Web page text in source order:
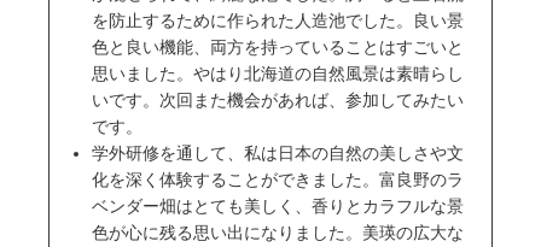
を防止するために作られた人造池でした。良い景
色と良い機能、両方を持っていることはすごいと
思いました。やはり北海道の自然風景は素晴らし
いです。次回また機会があれば、参加してみたい
です。
学外研修を通して、私は日本の自然の美しさや文
化を深く体験することができました。富良野のラ
ベンダー畑はとても美しく、香りとカラフルな景
色が心に残る思い出になりました。美瑛の広大な